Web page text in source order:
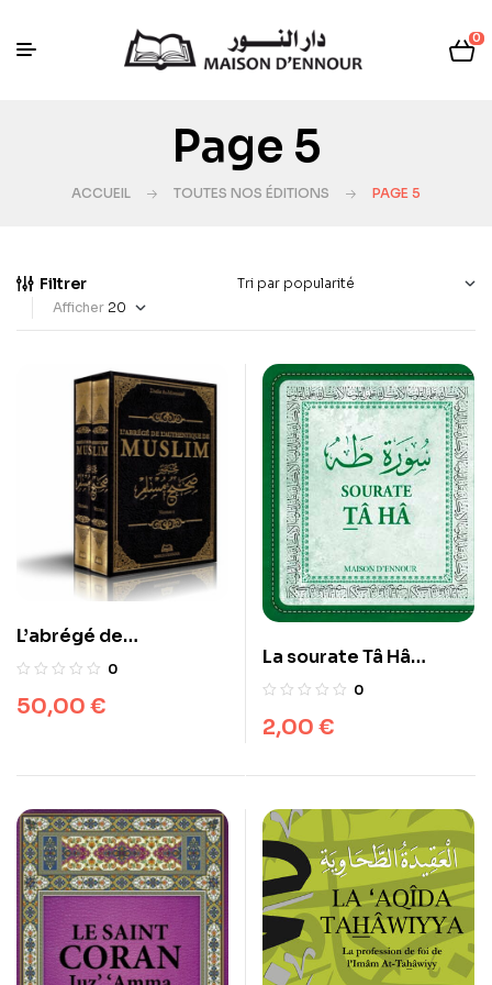
0
Page 5
ACCUEIL TOUTES NOS ÉDITIONS PAGE 5
Filtrer
Afficher
L’abrégé de
l’authentique de
(Sahih Muslim)
0
50,00 €
La sourate Tâ Hâ
(Arabe/Français/Phoné
0
2,00 €